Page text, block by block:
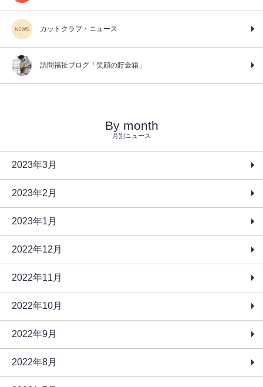
カットクラブ・ニュース
訪問福祉ブログ「笑顔の貯金箱」
By month
月別ニュース
2023年3月
2023年2月
2023年1月
2022年12月
2022年11月
2022年10月
2022年9月
2022年8月